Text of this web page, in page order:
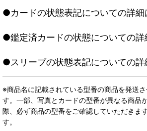
●カードの状態表記についての詳細
●鑑定済カードの状態についての詳
●スリーブの状態表記についての詳
※商品名に記載されている型番の商品を発送
す。一部、写真とカードの型番が異なる商品
際、必ず商品の型番をご確認していただきま
す。